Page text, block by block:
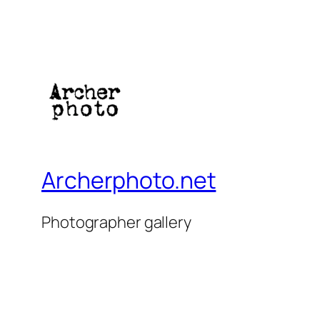
Archerphoto.net
Photographer gallery